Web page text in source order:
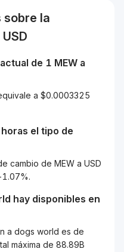
la
USD
de 1 MEW a
a $0.0003325
el tipo de
cambio de MEW a USD
hay disponibles en
a dogs world es de
máxima de 88.89B